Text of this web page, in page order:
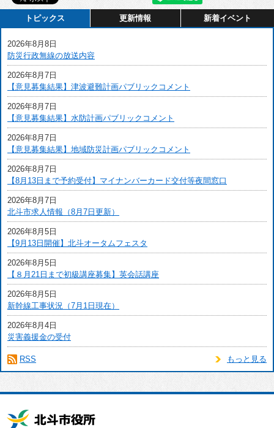
トピックス 更新情報 新着イベント
2026年8月8日
防災行政無線の放送内容
2026年8月7日
【意見募集結果】津波避難計画パブリックコメント
2026年8月7日
【意見募集結果】水防計画パブリックコメント
2026年8月7日
【意見募集結果】地域防災計画パブリックコメント
2026年8月7日
【8月13日まで予約受付】マイナンバーカード交付等夜間窓口
2026年8月7日
北斗市求人情報（8月7日更新）
2026年8月5日
【9月13日開催】北斗オータムフェスタ
2026年8月5日
【８月21日まで初級講座募集】英会話講座
2026年8月5日
新幹線工事状況（7月1日現在）
2026年8月4日
災害義援金の受付
もっと見る
RSS